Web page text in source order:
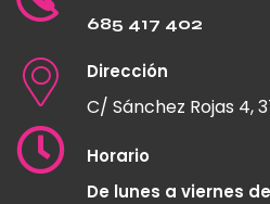
685 417 402
Dirección
C/ Sánchez Rojas 4,
Horario
De lunes a viernes